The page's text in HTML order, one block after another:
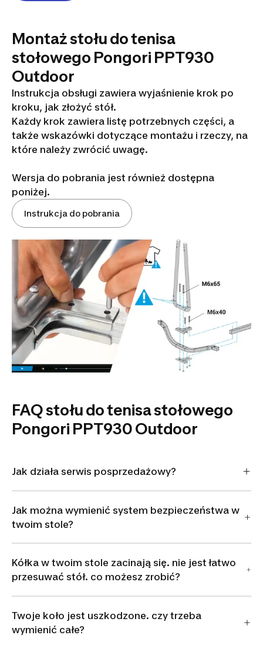
Montaż stołu do tenisa
stołowego Pongori PPT930
Outdoor
Instrukcja obsługi zawiera wyjaśnienie krok po
kroku, jak złożyć stół.
Każdy krok zawiera listę potrzebnych części, a
także wskazówki dotyczące montażu i rzeczy, na
które należy zwrócić uwagę.
Wersja do pobrania jest również dostępna
poniżej.
Instrukcja do pobrania
FAQ stołu do tenisa stołowego
Pongori PPT930 Outdoor
Jak działa serwis posprzedażowy?
Jak można wymienić system bezpieczeństwa w
twoim stole?
Kółka w twoim stole zacinają się. nie jest łatwo
przesuwać stół. co możesz zrobić?
Twoje koło jest uszkodzone. czy trzeba
wymienić całe?